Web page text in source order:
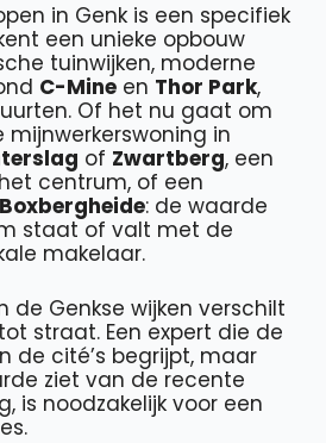
in Genk is een specifiek
een unieke opbouw
tuinwijken, moderne
C-Mine en Thor Park,
Of het nu gaat om
mijnwerkerswoning in
of Zwartberg, een
centrum, of een
Boxbergheide: de waarde
staat of valt met de
makelaar.
de Genkse wijken verschilt
straat. Een expert die de
de cité’s begrijpt, maar
ziet van de recente
is noodzakelijk voor een